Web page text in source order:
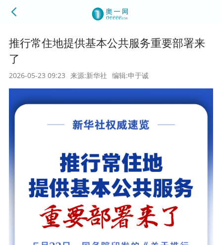
推行常住地提供基本公共服务重要部署来
了
2026-05-23 09:23 来源:新华社 编辑:申于诚